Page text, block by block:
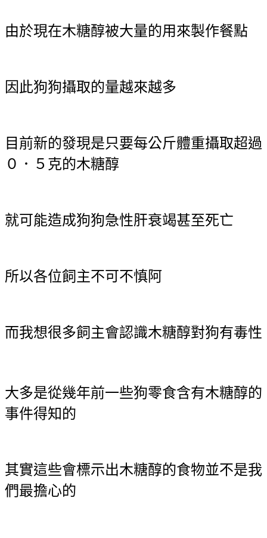
由於現在木糖醇被大量的用來製作餐點
因此狗狗攝取的量越來越多
目前新的發現是只要每公斤體重攝取超過
０．５克的木糖醇
就可能造成狗狗急性肝衰竭甚至死亡
所以各位飼主不可不慎阿
而我想很多飼主會認識木糖醇對狗有毒性
大多是從幾年前一些狗零食含有木糖醇的
事件得知的
其實這些會標示出木糖醇的食物並不是我
們最擔心的